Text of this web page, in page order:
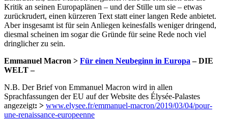
Kritik an seinen Europaplänen – und der Stille um sie – etwas
zurückrudert, einen kürzeren Text statt einer langen Rede anbietet.
Aber insgesamt ist für sein Anliegen keinesfalls weniger dringend,
diesmal scheinen im sogar die Gründe für seine Rede noch viel
dringlicher zu sein.
Emmanuel Macron > Für einen Neubeginn in Europa – DIE
WELT –
N.B. Der Brief von Emmanuel Macron wird in allen
Sprachfassungen der EU auf der Website des Élysée-Palastes
angezeigt: > www.elysee.fr/emmanuel-macron/2019/03/04/pour-
une-renaissance-europeenne